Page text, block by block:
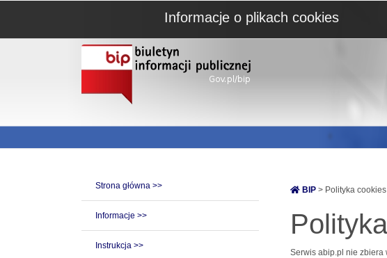
Strona główna >>
Informacje >>
Instrukcja >>
BIP > Polityka cookies
Serwis abip.pl nie zbiera
Informacje o plikach cookies